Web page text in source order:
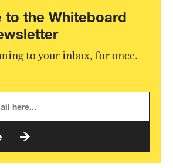
to the Whiteboard
to your inbox, for once.